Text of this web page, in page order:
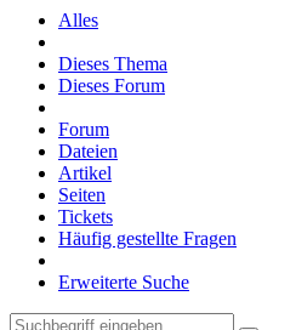
Alles
Dieses Thema
Dieses Forum
Forum
Dateien
Artikel
Seiten
Tickets
Häufig gestellte Fragen
Erweiterte Suche